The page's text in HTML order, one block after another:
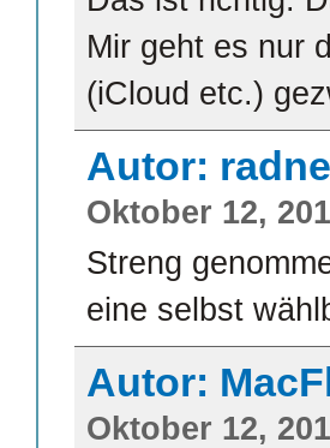
Mir geht es nur
(iCloud etc.)
Autor:
Oktober 12,
Streng
eine selbst
Autor:
Oktober 12,